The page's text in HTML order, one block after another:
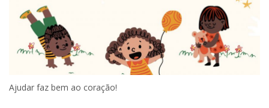
Ajudar faz bem ao coração!